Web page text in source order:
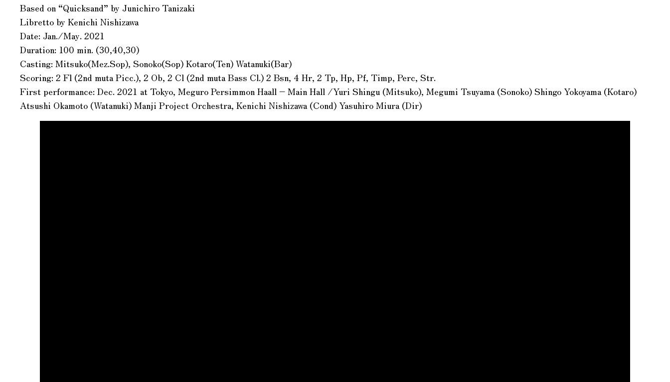
Based on “Quicksand” by Junichiro Tanizaki
Libretto by Kenichi Nishizawa
Date: Jan./May. 2021
Duration: 100 min. (30,40,30)
Casting: Mitsuko(Mez.Sop), Sonoko(Sop) Kotaro(Ten) Watanuki(Bar)
Scoring: 2 Fl (2nd muta Picc.), 2 Ob, 2 Cl (2nd muta Bass Cl.) 2 Bsn, 4 Hr, 2 Tp, Hp, Pf, Timp, Perc, Str.
First performance: Dec. 2021 at Tokyo, Meguro Persimmon Haall – Main Hall /Yuri Shingu (Mitsuko), Megumi Tsuyama (Sonoko) Shingo Yokoyama (Kotaro)
Atsushi Okamoto (Watanuki) Manji Project Orchestra, Kenichi Nishizawa (Cond) Yasuhiro Miura (Dir)